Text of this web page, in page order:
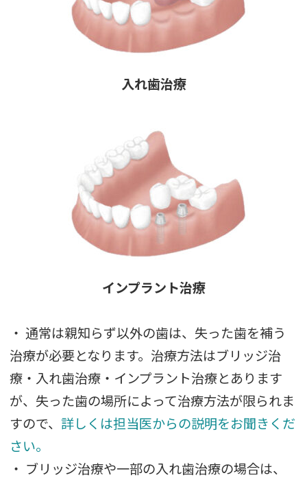
入れ歯治療
インプラント治療
・ 通常は親知らず以外の歯は、失った歯を補う
治療が必要となります。治療方法はブリッジ治
療・入れ歯治療・ インプラント治療とあります
が、失った歯の場所によって治療方法が限られま
すので、詳しくは担当医からの説明をお聞きくだ
さい。
・ ブリッジ治療や一部の入れ歯治療の場合は、